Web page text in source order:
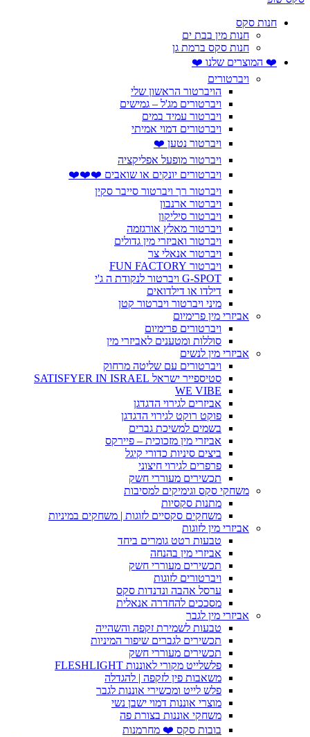
חנות סקס
חנות מין בבת ים
חנות סקס ברמת גן
❤️ המוצרים שלנו ❤️
ויברטורים
הויברטור הראשון שלי
ויברטורים מג'ל – גמישים
ויברטור עמיד במים
ויברטורים דמוי אמיתי
ויברטור נטען ❤️
ויברטור מופעל אפליקציה
ויברטורים יונקים או שואבים ❤️❤️❤️
ויברטור רך ויברטור סייבר סקין
ויברטור ארנבון
ויברטור סיליקון
ויברטור מאלץ אורגזמה
ויברטור ואביזרי מין גדולים
ויברטור אנאלי צר
ויברטור FUN FACTORY
G-SPOT ויברטור לנקודת ה ג'י
דילדו או דילדואים
מיני ויברטור ויברטור קטן
אביזרי מין פרימיום
ויברטורים פרימיום
סוללות ומטענים לאביזרי מין
אביזרי מין לנשים
ויברטורים עם שליטה מרחוק
סטיספייר ישראל SATISFYER IN ISRAEL
WE VIBE
אביזרים לגירוי הדגדגן
פוקט רוקט לגירוי הדגדגן
בשמים למשיכת גברים
אביזרי מין מזכוכית – פיירקס
ביצים סיניות כדורי קיגל
פרפרים לגירוי חיצוני
תכשירים מעוררי חשק
משחקי סקס וגימיקים למסיבות
מתנות סקסיות
משחקים סקסיים לזוגות | משחקים במיניות
אביזרי מין לזוגות
טבעות רטט גומרים ביחד
אביזרי מין בהנחה
תכשירים מעוררי חשק
ויברטורים לזוגות
ערסל אהבה ונדנדות סקס
מסככים להחדרה אנאלית
אביזרי מין לגבר
טבעות לשמירת זקפה והשהייה
תכשירים לגברים שיפור המיניות
תכשירים מעוררי חשק
פלשלייט מקורי לאוננות FLESHLIGHT
משאבות פין לזקפה | להגדלה
פלש לייט ומכשירי אוננות לגבר
מוצרי אוננות דמוי ישבן נשי
משחקי אוננות בצורת פה
בובות סקס ❤️ מחרמנות